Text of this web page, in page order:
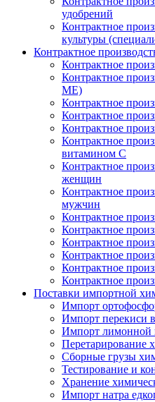
удобрений
Контрактное
культуры
Контрактное
Контрактное
Контрактное
МЕ)
Контрактное
Контрактное
Контрактное
Контрактное
витамином С
Контрактное
женщин
Контрактное
мужчин
Контрактное
Контрактное
Контрактное
Контрактное
Контрактное
Контрактное
Поставки импортной
Импорт
Импорт перекиси
Импорт лимонной
Перетарирование
Сборные грузы
Тестирование и
Хранение
Импорт натра